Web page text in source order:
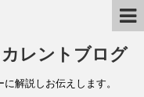
レントブログ
解説しお伝えします。